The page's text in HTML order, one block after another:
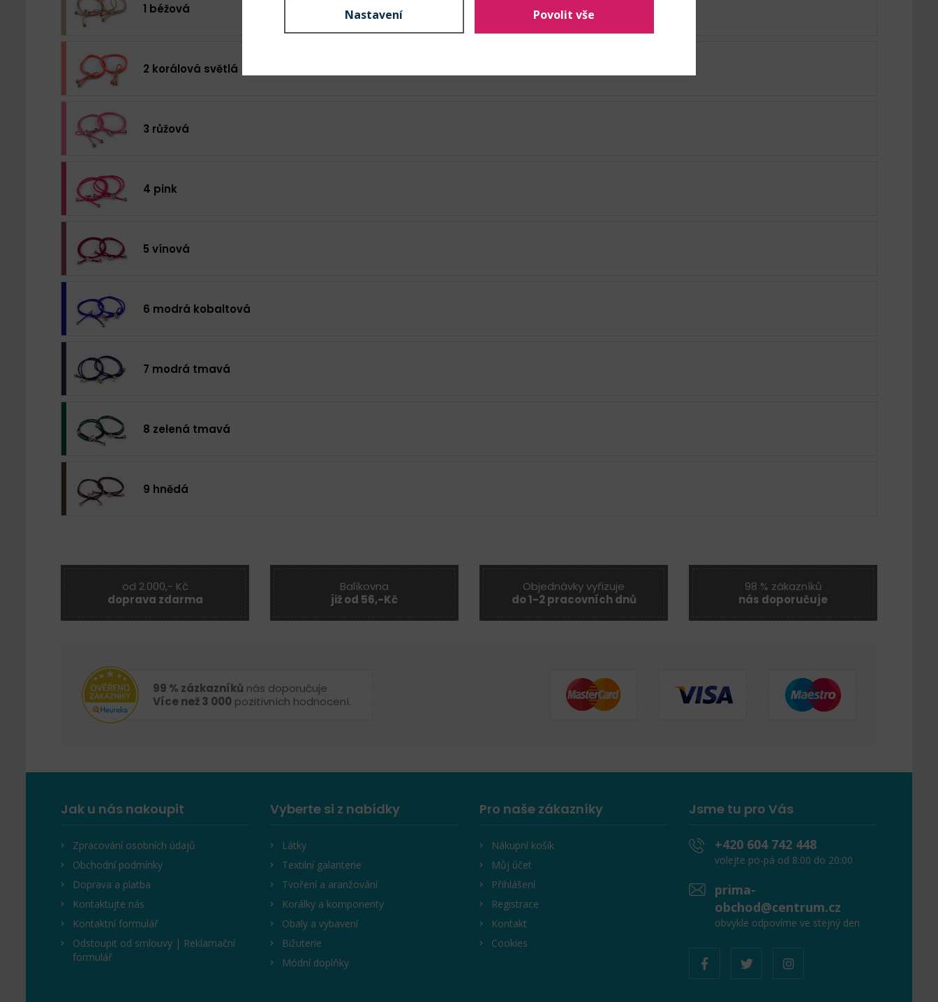
1 béžová
2 korálová světlá
3 růžová
4 pink
5 vínová
6 modrá kobaltová
7 modrá tmavá
8 zelená tmavá
9 hnědá
od 2.000,- Kč
doprava zdarma
Balíkovna
již od 56,-Kč
Objednávky vyřizuje
do 1-2 pracovních dnů
98 % zákazníků
nás doporučuje
99 % zázkazníků nás doporučuje
Více než 3 000 pozitivních hodnocení.
Jak u nás nakoupit
Zpracování osobních údajů
Obchodní podmínky
Doprava a platba
Kontaktujte nás
Kontaktní formulář
Odstoupit od smlouvy | Reklamační
formulář
Vyberte si z nabídky
Látky
Textilní galanterie
Tvoření a aranžování
Korálky a komponenty
Obaly a vybavení
Bižuterie
Módní doplňky
Pro naše zákazníky
Nákupní košík
Můj účet
Přihlášení
Registrace
Kontakt
Cookies
Jsme tu pro Vás
+420 604 742 448
volejte po-pá od 8:00 do 20:00
prima-
obchod@centrum.cz
obvykle odpovíme ve stejný den
Nastavení Povolit vše